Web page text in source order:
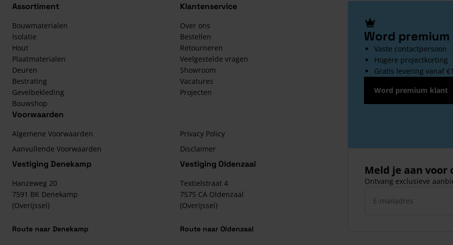
Assortiment
Bouwmaterialen
Isolatie
Hout
Plaatmaterialen
Deuren
Bestrating
Gevelbekleding
Bouwshop
Klantenservice
Over ons
Bestellen
Retourneren
Veelgestelde vragen
Showroom
Vacatures
Projecten
Voorwaarden
Algemene Voorwaarden
Aanvullende Voorwaarden
Privacy Policy
Disclaimer
Vestiging Denekamp
Hanzeweg 20
7591 BK Denekamp
(Overijssel)
Route naar Denekamp
Vestiging Oldenzaal
Textielstraat 4
7575 CA Oldenzaal
(Overijssel)
Route naar Oldenzaal
Word
Vaste contactpersoon
Hogere projectkorting
Gratis levering vanaf
Word premium klant
Meld je aan
Ontvang exclusieve